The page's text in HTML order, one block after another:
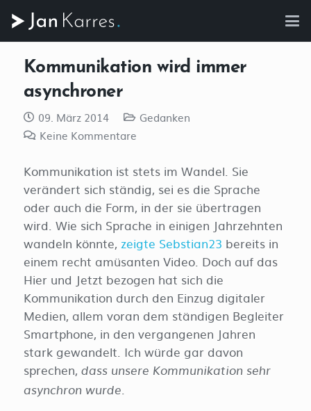
Kommunikation wird immer
asynchroner
09. März 2014
Gedanken
Keine Kommentare
Kommunikation ist stets im Wandel. Sie
verändert sich ständig, sei es die Sprache
oder auch die Form, in der sie übertragen
wird. Wie sich Sprache in einigen Jahrzehnten
wandeln könnte, zeigte Sebstian23 bereits in
einem recht amüsanten Video. Doch auf das
Hier und Jetzt bezogen hat sich die
Kommunikation durch den Einzug digitaler
Medien, allem voran dem ständigen Begleiter
Smartphone, in den vergangenen Jahren
stark gewandelt. Ich würde gar davon
sprechen, dass unsere Kommunikation sehr
asynchron wurde.